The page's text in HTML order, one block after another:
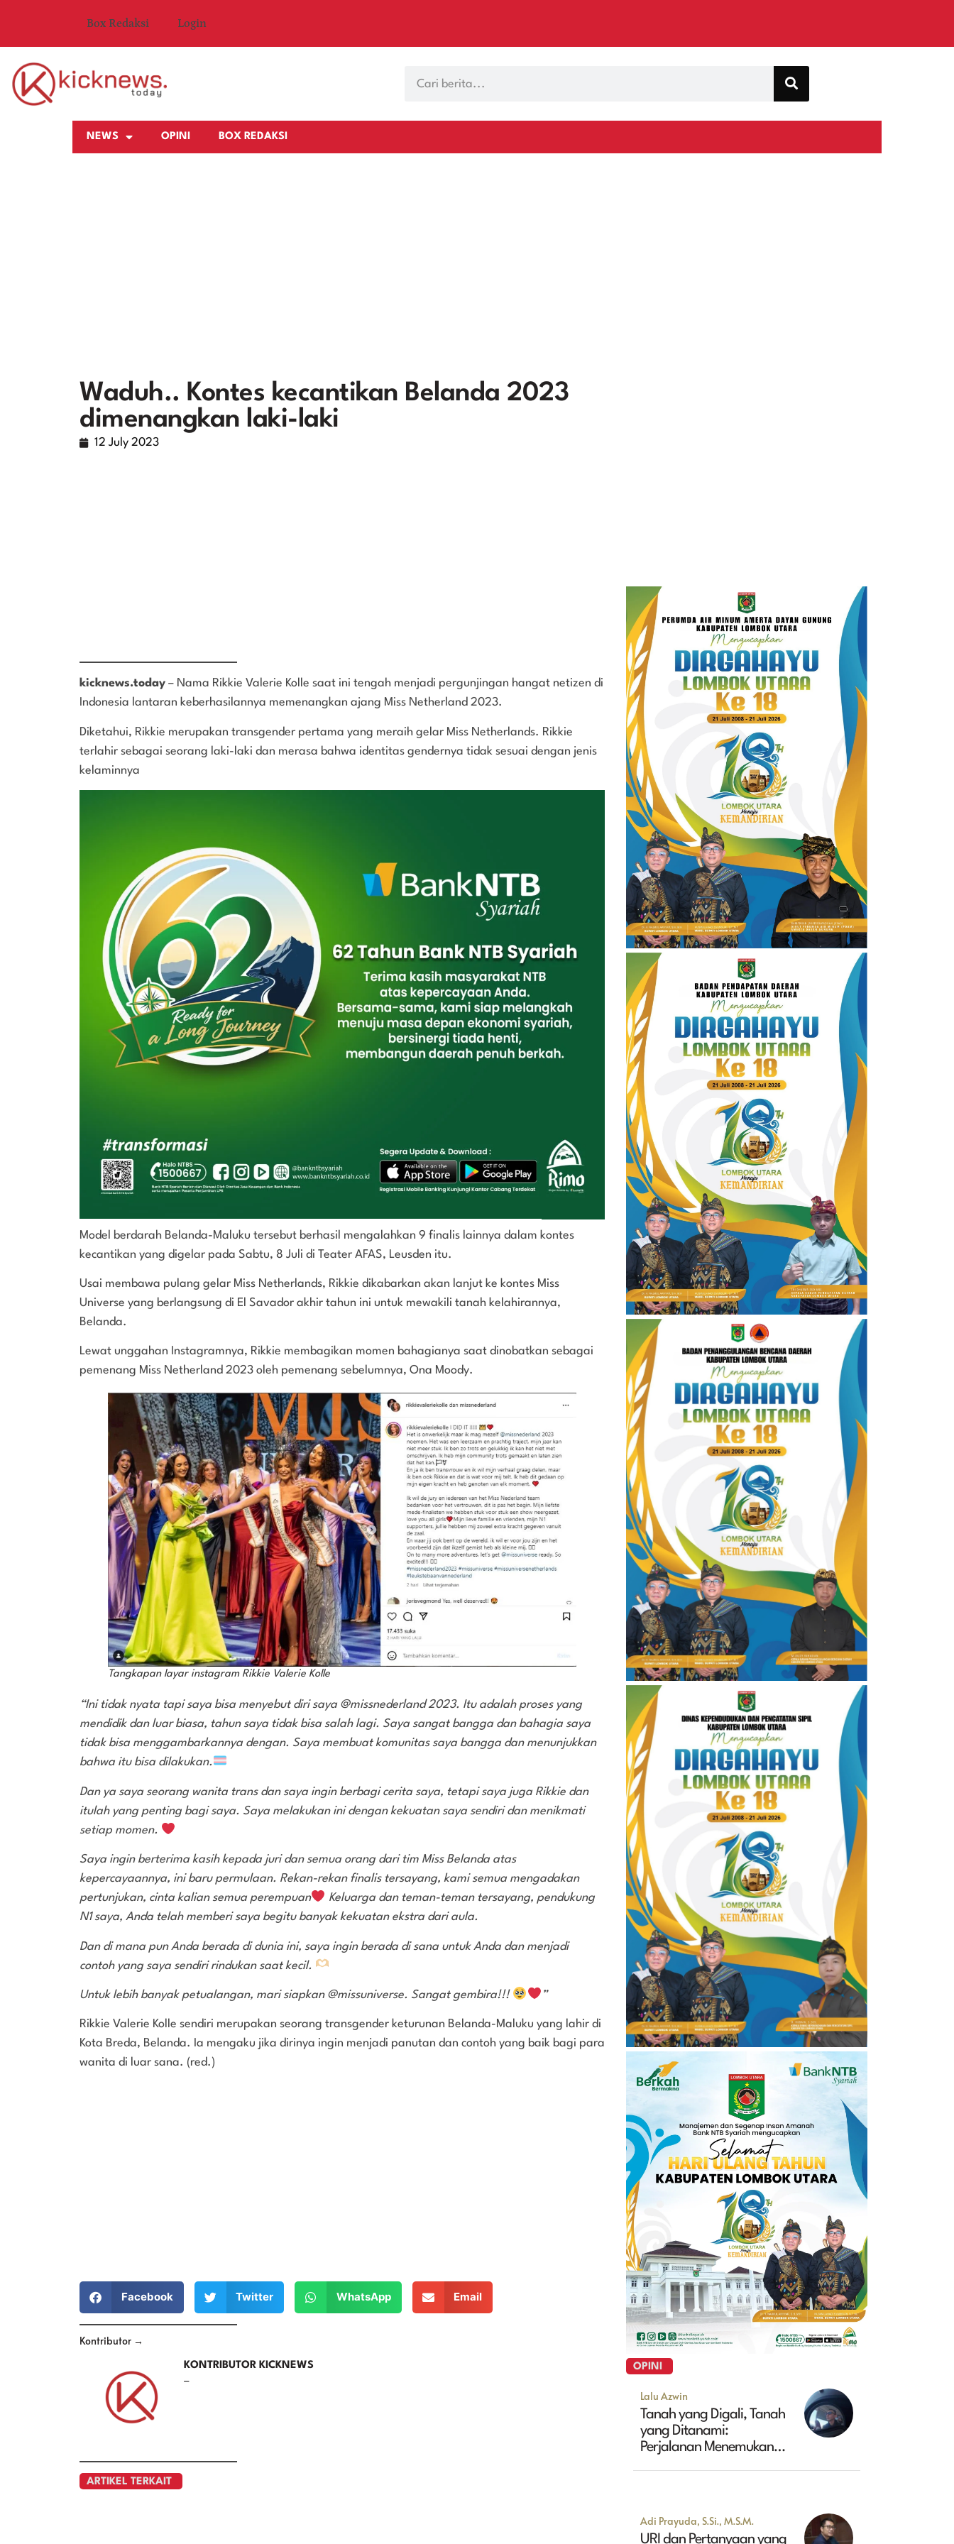
Box Redaksi Login
NEWS OPINI BOX REDAKSI
Waduh.. Kontes kecantikan Belanda 2023
dimenangkan laki-laki
12 July 2023
kicknews.today – Nama Rikkie Valerie Kolle saat ini tengah menjadi pergunjingan hangat netizen di
Indonesia lantaran keberhasilannya memenangkan ajang Miss Netherland 2023.
Diketahui, Rikkie merupakan transgender pertama yang meraih gelar Miss Netherlands. Rikkie
terlahir sebagai seorang laki-laki dan merasa bahwa identitas gendernya tidak sesuai dengan jenis
kelaminnya
Model berdarah Belanda-Maluku tersebut berhasil mengalahkan 9 finalis lainnya dalam kontes
kecantikan yang digelar pada Sabtu, 8 Juli di Teater AFAS, Leusden itu.
Usai membawa pulang gelar Miss Netherlands, Rikkie dikabarkan akan lanjut ke kontes Miss
Universe yang berlangsung di El Savador akhir tahun ini untuk mewakili tanah kelahirannya,
Belanda.
Lewat unggahan Instagramnya, Rikkie membagikan momen bahagianya saat dinobatkan sebagai
pemenang Miss Netherland 2023 oleh pemenang sebelumnya, Ona Moody.
Tangkapan layar instagram Rikkie Valerie Kolle
“Ini tidak nyata tapi saya bisa menyebut diri saya @missnederland 2023. Itu adalah proses yang
mendidik dan luar biasa, tahun saya tidak bisa salah lagi. Saya sangat bangga dan bahagia saya
tidak bisa menggambarkannya dengan. Saya membuat komunitas saya bangga dan menunjukkan
bahwa itu bisa dilakukan.
Dan ya saya seorang wanita trans dan saya ingin berbagi cerita saya, tetapi saya juga Rikkie dan
itulah yang penting bagi saya. Saya melakukan ini dengan kekuatan saya sendiri dan menikmati
setiap momen.
Saya ingin berterima kasih kepada juri dan semua orang dari tim Miss Belanda atas
kepercayaannya, ini baru permulaan. Rekan-rekan finalis tersayang, kami semua mengadakan
pertunjukan, cinta kalian semua perempuan
Keluarga dan teman-teman tersayang, pendukung
N1 saya, Anda telah memberi saya begitu banyak kekuatan ekstra dari aula.
Dan di mana pun Anda berada di dunia ini, saya ingin berada di sana untuk Anda dan menjadi
contoh yang saya sendiri rindukan saat kecil.
Untuk lebih banyak petualangan, mari siapkan @missuniverse. Sangat gembira!!! ”
Rikkie Valerie Kolle sendiri merupakan seorang transgender keturunan Belanda-Maluku yang lahir di
Kota Breda, Belanda. Ia mengaku jika dirinya ingin menjadi panutan dan contoh yang baik bagi para
wanita di luar sana. (red.)
Facebook Twitter WhatsApp Email
Kontributor →
KONTRIBUTOR KICKNEWS
–
ARTIKEL TERKAIT
OPINI
Lalu Azwin
Tanah yang Digali, Tanah
yang Ditanami:
Perjalanan Menemukan
Adi Prayuda, S.Si., M.S.M.
URI dan Pertanyaan yang